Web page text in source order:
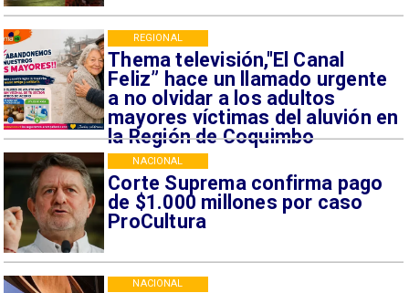
Thema televisión,"El Canal
Feliz” hace un llamado urgente
a no olvidar a los adultos
mayores víctimas del aluvión en
la Región de Coquimbo
REGIONAL
Corte Suprema confirma pago
de $1.000 millones por caso
ProCultura
NACIONAL
NACIONAL